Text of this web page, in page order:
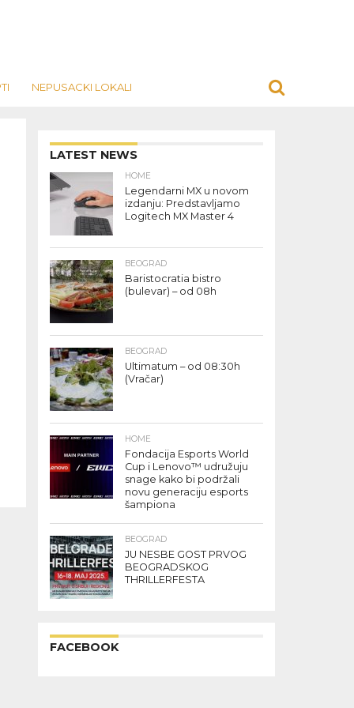
NEPUSACKI LOKALI
LATEST NEWS
HOME
Legendarni MX u novom
izdanju: Predstavljamo
Logitech MX Master 4
BEOGRAD
Baristocratia bistro
(bulevar) – od 08h
BEOGRAD
Ultimatum – od 08:30h
(Vračar)
HOME
Fondacija Esports World
Cup i Lenovo™ udružuju
snage kako bi podržali
novu generaciju esports
šampiona
BEOGRAD
JU NESBE GOST PRVOG
BEOGRADSKOG
THRILLERFESTA
FACEBOOK